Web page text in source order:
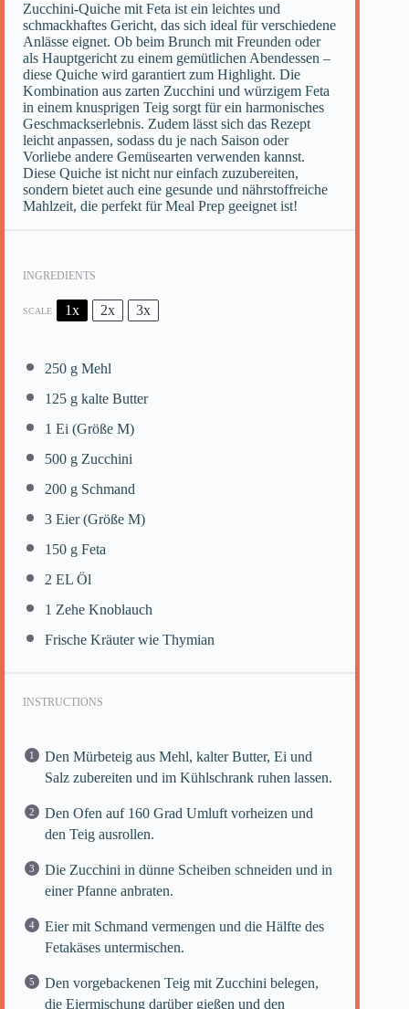
Zucchini-Quiche mit Feta ist ein leichtes und
schmackhaftes Gericht, das sich ideal für verschiedene
Anlässe eignet. Ob beim Brunch mit Freunden oder
als Hauptgericht zu einem gemütlichen Abendessen –
diese Quiche wird garantiert zum Highlight. Die
Kombination aus zarten Zucchini und würzigem Feta
in einem knusprigen Teig sorgt für ein harmonisches
Geschmackserlebnis. Zudem lässt sich das Rezept
leicht anpassen, sodass du je nach Saison oder
Vorliebe andere Gemüsearten verwenden kannst.
Diese Quiche ist nicht nur einfach zuzubereiten,
sondern bietet auch eine gesunde und nährstoffreiche
Mahlzeit, die perfekt für Meal Prep geeignet ist!
INGREDIENTS
SCALE 1x 2x 3x
250 g Mehl
125 g kalte Butter
1 Ei (Größe M)
500 g Zucchini
200 g Schmand
3 Eier (Größe M)
150 g Feta
2 EL Öl
1 Zehe Knoblauch
Frische Kräuter wie Thymian
INSTRUCTIONS
Den Mürbeteig aus Mehl, kalter Butter, Ei und
Salz zubereiten und im Kühlschrank ruhen lassen.
Den Ofen auf 160 Grad Umluft vorheizen und
den Teig ausrollen.
Die Zucchini in dünne Scheiben schneiden und in
einer Pfanne anbraten.
Eier mit Schmand vermengen und die Hälfte des
Fetakäses untermischen.
Den vorgebackenen Teig mit Zucchini belegen,
die Eiermischung darüber gießen und den